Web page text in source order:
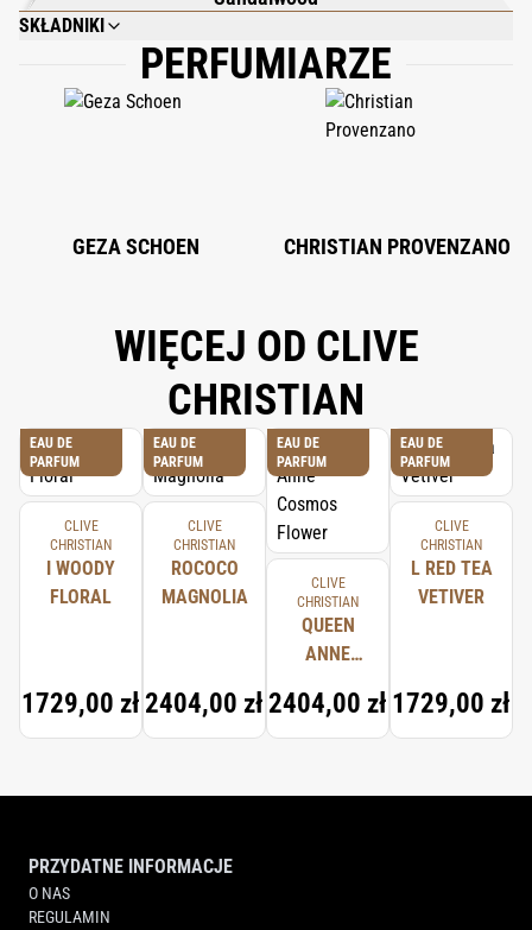
SKŁADNIKI
ALCOHOL DENAT., PARFUM (FRAGRANCE), AQUA (WATER), LIMONENE,
BENZOPHENONE-2, LINALOOL, COUMARIN, CITRAL, GERANIOL,
CITRONELLOL, BENZYL BENZOATE, EUGENOL, BENZYL ALCOHOL.
PERFUMIARZE
GEZA SCHOEN CHRISTIAN PROVENZANO
WIĘCEJ OD CLIVE
CHRISTIAN
EAU DE
PARFUM
CLIVE
CHRISTIAN
I WOODY
FLORAL
1729,00 zł
EAU DE
PARFUM
CLIVE
CHRISTIAN
ROCOCO
MAGNOLIA
2404,00 zł
EAU DE
PARFUM
CLIVE
CHRISTIAN
QUEEN
ANNE
FLOWER
2404,00 zł
EAU DE
PARFUM
CLIVE
CHRISTIAN
L RED TEA
VETIVER
1729,00 zł
PRZYDATNE INFORMACJE
O NAS
REGULAMIN